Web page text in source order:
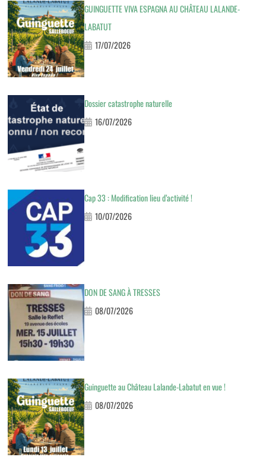
GUINGUETTE VIVA ESPAGNA AU CHÂTEAU LALANDE-
LABATUT
17/07/2026
Dossier catastrophe naturelle
16/07/2026
Cap 33 : Modification lieu d’activité !
10/07/2026
DON DE SANG À TRESSES
08/07/2026
Guinguette au Château Lalande-Labatut en vue !
08/07/2026